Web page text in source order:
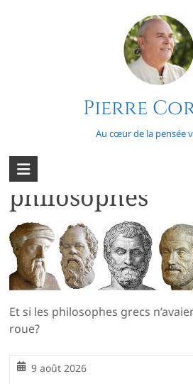
Pierre
Au cœur de la pensée
Un peu d’histoire
À la croisée des
philosophes
Et si les philosophes grecs
roue?
9 août 2026